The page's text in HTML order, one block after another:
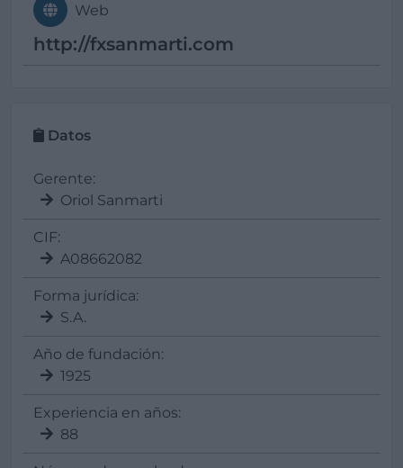
Web
http://fxsanmarti.com
Datos
Gerente:
Oriol Sanmarti
CIF:
A08662082
Forma jurídica:
S.A.
Año de fundación:
1925
Experiencia en años:
88